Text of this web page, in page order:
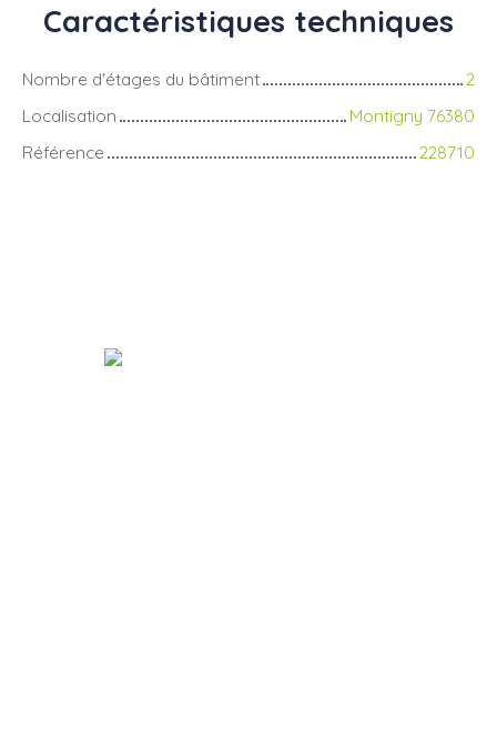
Caractéristiques techniques
Nombre d'étages du bâtiment
2
Localisation
Montigny 76380
Référence
228710